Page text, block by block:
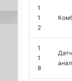
1
1
2
1
1
8